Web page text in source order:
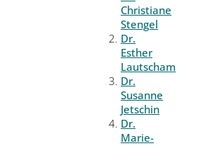
Christiane
Stengel
Dr.
Esther
Lautscham
Dr.
Susanne
Jetschin
Dr.
Marie-